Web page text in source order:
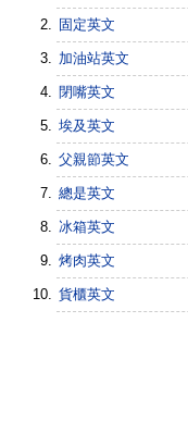
固定英文
加油站英文
閉嘴英文
埃及英文
父親節英文
總是英文
冰箱英文
烤肉英文
貨櫃英文